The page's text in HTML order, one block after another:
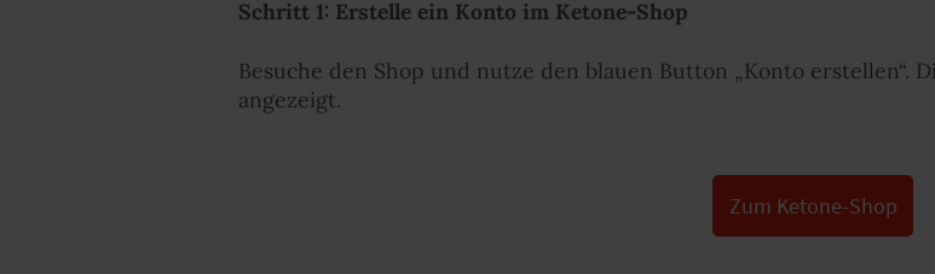
Schritt 1: Erstelle ein Konto im Ketone-Shop
Besuche den Shop und nutze den blauen Button „Konto erstellen“.
angezeigt.
Zum Ketone-Shop